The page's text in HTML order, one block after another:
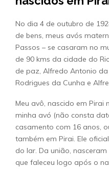
No dia 4 de outubro de
de bens, meus avós
Passos – se casaram no
de 90 kms da cidade do
de paz, Alfredo Antonio
Rodrigues da Cunha e
Meu avô, nascido em Pirai
minha avó (não consta
casamento com 16 anos,
também em Pirai. Ele
do lar. Da união,
que faleceu logo após o